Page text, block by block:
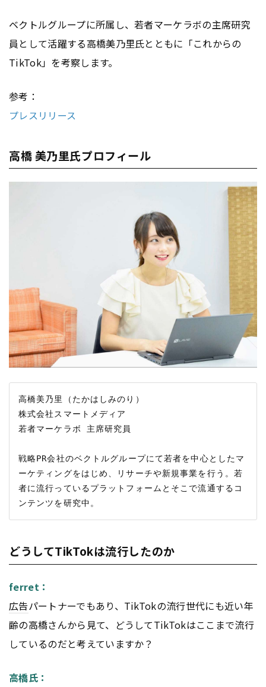
ベクトルグループに所属し、若者マーケラボの主席研究
員として活躍する高橋美乃里氏とともに「これからの
TikTok」を考察します。
参考：
プレスリリース
高橋 美乃里氏プロフィール
高橋美乃里（たかはしみのり）
株式会社スマートメディア
若者マーケラボ 主席研究員
戦略PR会社のベクトルグループにて若者を中心としたマ
ーケティングをはじめ、リサーチや新規事業を行う。若
者に流行っているプラットフォームとそこで流通するコ
どうしてTikTokは流行したのか
ferret：
広告パートナーでもあり、TikTokの流行世代にも近い年
齢の高橋さんから見て、どうしてTikTokはここまで流行
しているのだと考えていますか？
高橋氏：